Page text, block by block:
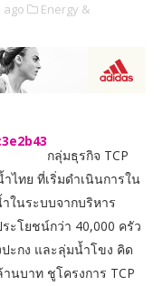
ago
Energy &
กลุ่มธุรกิจ TCP
ไทย ที่เริ่มดำเนินการใน
ในระบบจากบริหาร
ะโยชน์กว่า 40,000 ครัว
ะกง และลุ่มน้ำโขง คิด
นบาท ชูโครงการ TCP